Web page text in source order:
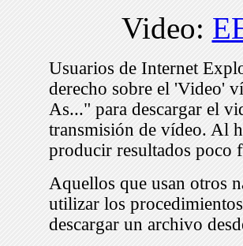
Video:
Usuarios de Internet
derecho sobre el 'Video'
As..." para descargar el
transmisión de vídeo. Al
producir resultados poco
Aquellos que usan otros
utilizar los
descargar un archivo